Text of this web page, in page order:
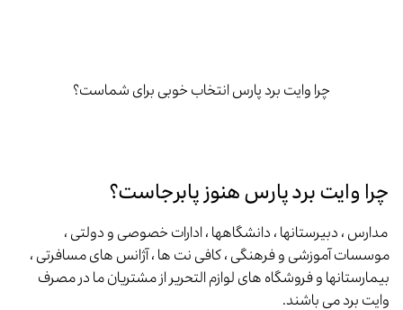
چرا وایت برد پارس انتخاب خوبی برای شماست؟
چرا وایت برد پارس هنوز پابرجاست؟
مدارس ، دبیرستانها ، دانشگاهها ، ادارات خصوصی و دولتی ،
موسسات آموزشی و فرهنگی ، کافی نت ها ، آژانس های مسافرتی ،
بیمارستانها و فروشگاه های لوازم التحریر از مشتریان ما در مصرف
وایت برد می باشند.